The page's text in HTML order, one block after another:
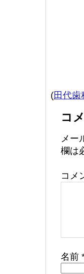
(田代
コ
メー
欄は
コメ
名前